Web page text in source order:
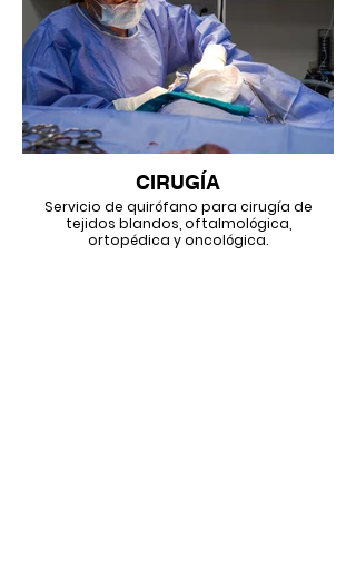
CIRUGÍA
Servicio de quirófano para cirugía de
tejidos blandos, oftalmológica,
ortopédica y oncológica.